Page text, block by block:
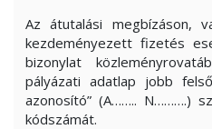
Az átutalási megbízáson,
kezdeményezett fizetés
bizonylat
pályázati adatlap jobb
azonosító” (A…….. N……….)
kódszámát.